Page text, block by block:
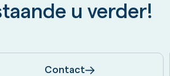
u verder!
Contact